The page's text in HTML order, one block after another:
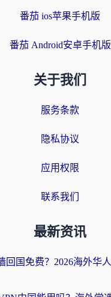
番茄 ios苹果手机版
番茄 Android安卓手机版
关于我们
服务条款
隐私协议
应用权限
联系我们
最新资讯